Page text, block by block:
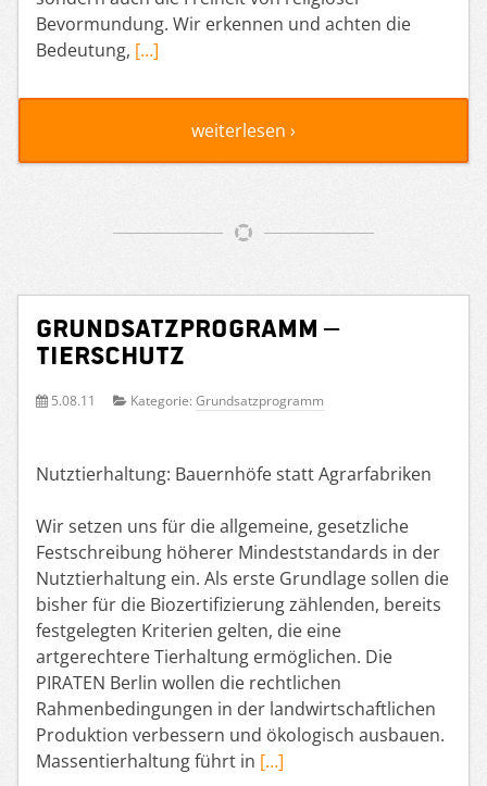
Bevormundung. Wir erkennen und achten die
Bedeutung, […]
weiterlesen ›
Grundsatzprogramm –
Tierschutz
5.08.11 Kategorie: Grundsatzprogramm
Nutztierhaltung: Bauernhöfe statt Agrarfabriken
Wir setzen uns für die allgemeine, gesetzliche
Festschreibung höherer Mindeststandards in der
Nutztierhaltung ein. Als erste Grundlage sollen die
bisher für die Biozertifizierung zählenden, bereits
festgelegten Kriterien gelten, die eine
artgerechtere Tierhaltung ermöglichen. Die
PIRATEN Berlin wollen die rechtlichen
Rahmenbedingungen in der landwirtschaftlichen
Produktion verbessern und ökologisch ausbauen.
Massentierhaltung führt in […]